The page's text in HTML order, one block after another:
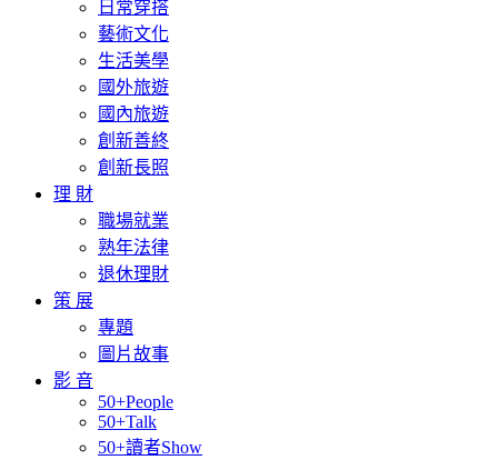
日常穿搭
藝術文化
生活美學
國外旅遊
國內旅遊
創新善終
創新長照
理 財
職場就業
熟年法律
退休理財
策 展
專題
圖片故事
影 音
50+People
50+Talk
50+讀者Show